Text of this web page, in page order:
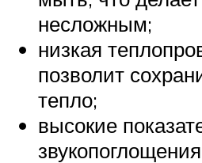
несложным;
низкая
позволит
тепло;
высокие